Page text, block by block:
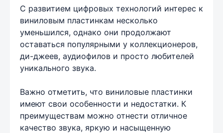
С развитием цифровых технологий интерес к
виниловым пластинкам несколько
уменьшился, однако они продолжают
оставаться популярными у коллекционеров,
ди-джеев, аудиофилов и просто любителей
уникального звука.
Важно отметить, что виниловые пластинки
имеют свои особенности и недостатки. К
преимуществам можно отнести отличное
качество звука, яркую и насыщенную